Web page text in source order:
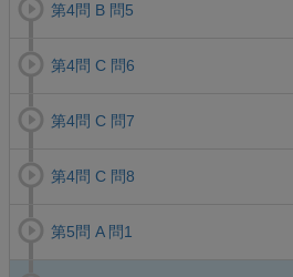
第4問 B 問5
第4問 C 問6
第4問 C 問7
第4問 C 問8
第5問 A 問1